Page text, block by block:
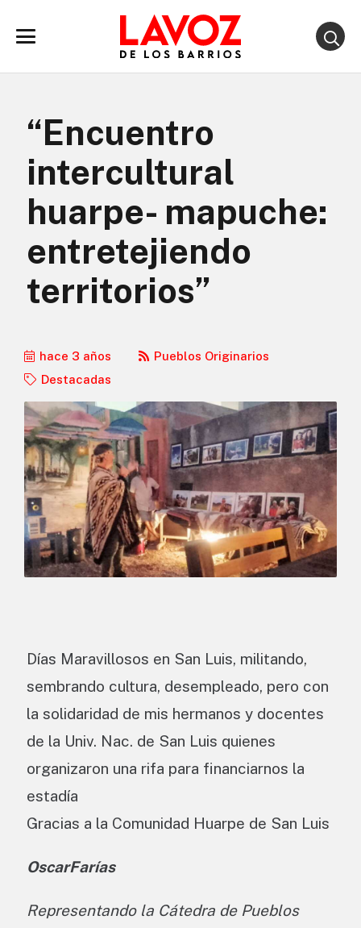
“Encuentro
intercultural
huarpe- mapuche:
entretejiendo
territorios”
hace 3 años
Pueblos Originarios
Destacadas
Días Maravillosos en San Luis, militando,
sembrando cultura, desempleado, pero con
la solidaridad de mis hermanos y docentes
de la Univ. Nac. de San Luis quienes
organizaron una rifa para financiarnos la
estadía
Gracias a la Comunidad Huarpe de San Luis
OscarFarías
Representando la Cátedra de Pueblos